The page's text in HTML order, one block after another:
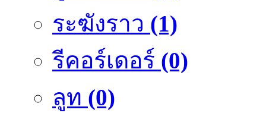
ระฆังราว (1)
รีคอร์เดอร์ (0)
ลูท (0)